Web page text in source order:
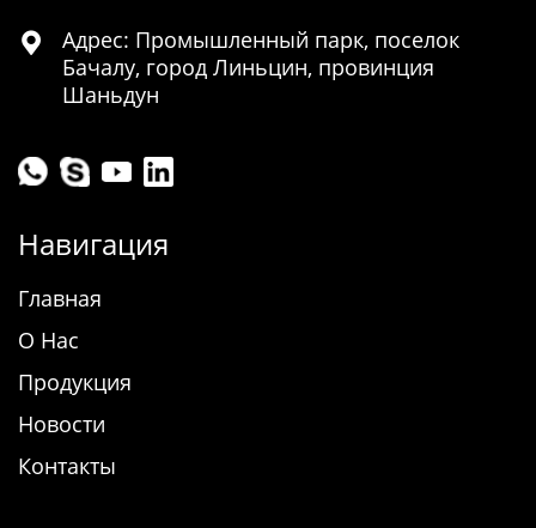

Адрес: Промышленный парк, поселок
Бачалу, город Линьцин, провинция
Шаньдун
Навигация
Главная
О Нас
Продукция
Новости
Контакты